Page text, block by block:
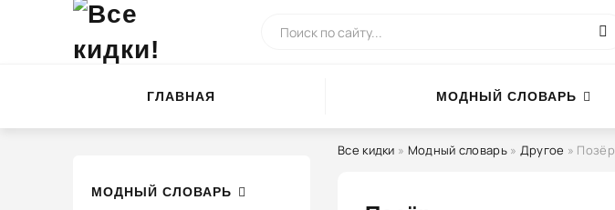
ГЛАВНАЯ МОДНЫЙ СЛОВАРЬ
МОДНЫЙ СЛОВАРЬ
Все кидки » Модный словарь» Другое » Позёр